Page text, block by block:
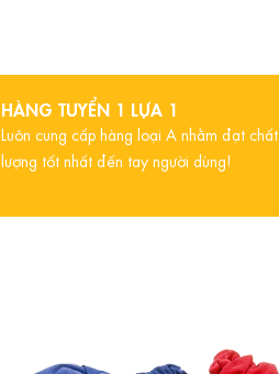
HÀNG TUYỂN 1 LỰA 1
Luôn cung cấp hàng loại A nhằm đạt chất
lượng tốt nhất đến tay người dùng!